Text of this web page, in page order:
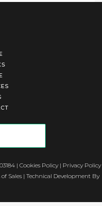
| Cookies Policy | Privacy Policy
Sales| Technical Development By